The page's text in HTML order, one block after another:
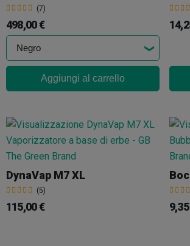
(7)
498,00 €
Aggiungi al carrello
DynaVap M7 XL
(5)
115,00 €